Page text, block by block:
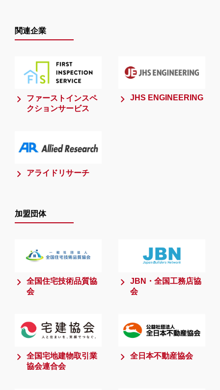
関連企業
ファーストインスペ
クションサービス
JHS ENGINEERING
アライドリサーチ
加盟団体
全国住宅技術品質協
会
JBN・全国工務店協
会
全国宅地建物取引業
協会連合会
全日本不動産協会